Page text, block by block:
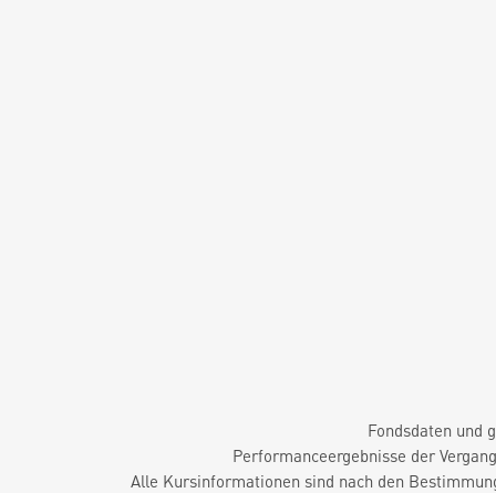
Fondsdaten und
Performanceergebnisse der
Alle Kursinformationen sind nach den